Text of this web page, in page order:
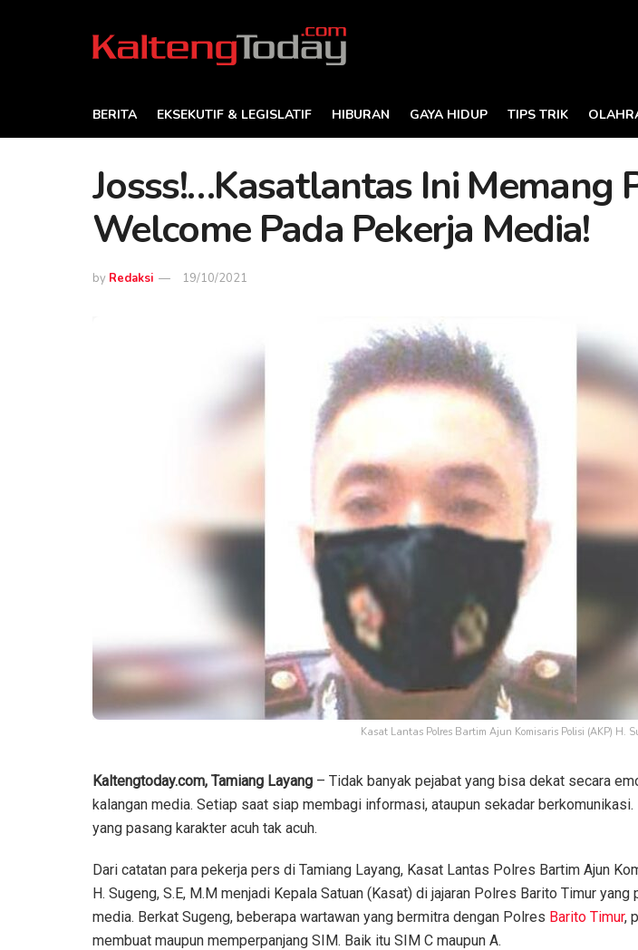
BERITA EKSEKUTIF & LEGISLATIF HIBURAN GAYA HIDUP TIPS TRIK
Josss!…Kasatlantas Ini Memang
Welcome Pada Pekerja Media!
by Redaksi 19/10/2021
Kasat Lantas Polres Bartim Ajun Komisaris Polisi (AKP) H.
Kaltengtoday.com, Tamiang Layang – Tidak banyak pejabat yang bisa dekat secara
kalangan media. Setiap saat siap membagi informasi, ataupun sekadar berkomunikasi.
yang pasang karakter acuh tak acuh.
Dari catatan para pekerja pers di Tamiang Layang, Kasat Lantas Polres Bartim Ajun
H. Sugeng, S.E, M.M menjadi Kepala Satuan (Kasat) di jajaran Polres Barito Timur
media. Berkat Sugeng, beberapa wartawan yang bermitra dengan Polres Barito Timur,
membuat maupun memperpanjang SIM. Baik itu SIM C maupun A.